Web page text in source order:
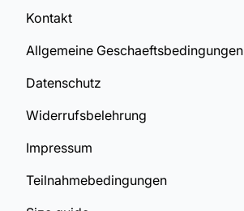
Kontakt
Allgemeine Geschaeftsbedingungen
Datenschutz
Widerrufsbelehrung
Impressum
Teilnahmebedingungen